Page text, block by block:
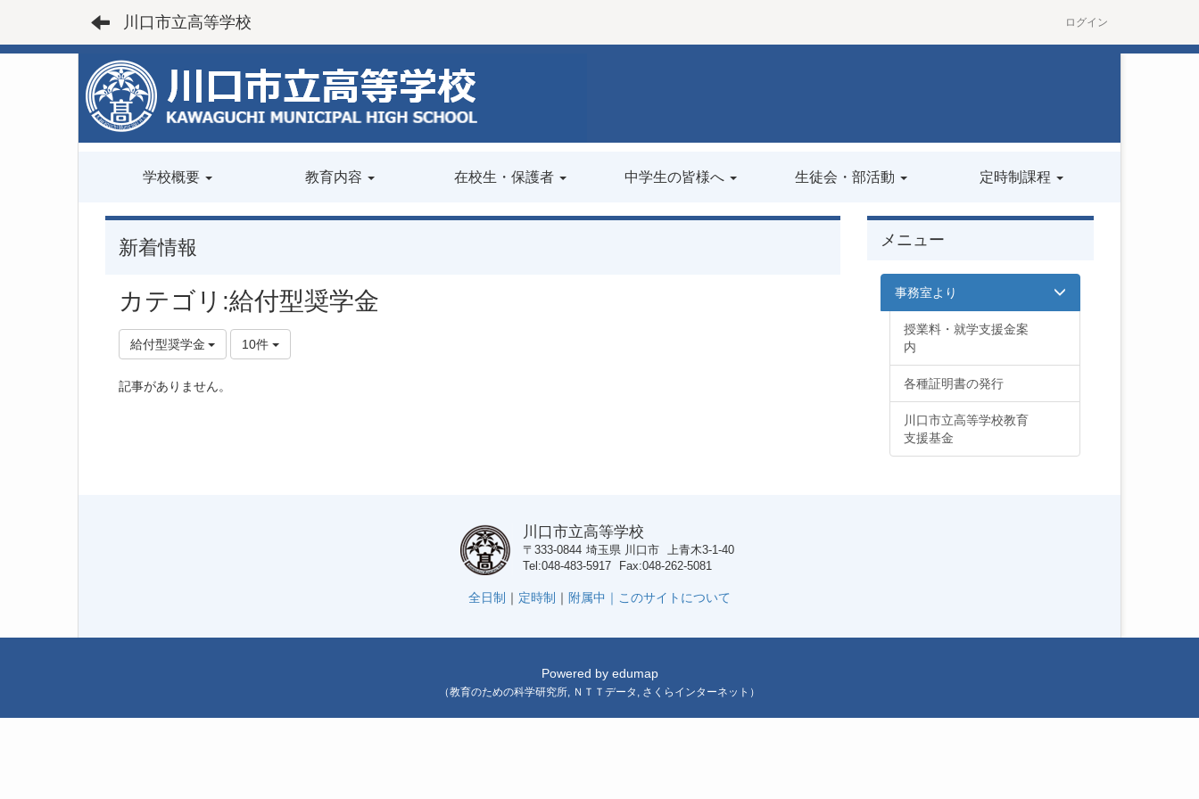
川口市立高等学校 ログイン
学校概要 教育内容 在校生・保護者 中学生の皆様へ 生徒会・部活動 定時制課程
新着情報
カテゴリ:給付型奨学金
給付型奨学金 10件
記事がありません。
メニュー
事務室より
授業料・就学支援金案
内
各種証明書の発行
川口市立高等学校教育
支援基金
川口市立高等学校
〒333-0844 埼玉県 川口市 上青木3-1-40
Tel 048-483-5917 Fax 048-262-5081
全日制 ｜ 定時制 ｜ 附属中｜ このサイトについて
Powered by edumap
（教育のための科学研究所, ＮＴＴデータ , さくらインターネット ）